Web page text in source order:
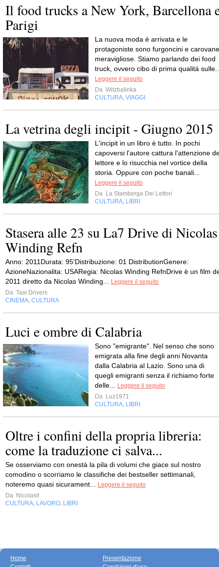
Il food trucks a New York, Barcellona
Parigi
La nuova moda è arrivata e le
protagoniste sono furgoncini e carovane
meravigliose. Stiamo parlando dei food
truck, ovvero cibo di prima qualitá
Leggere il seguito
Da Witzbalinka
CULTURA, VIAGGI
La vetrina degli incipit - Giugno 2015
L'incipit in un libro è tutto. In pochi
capoversi l'autore cattura l'attenzione
lettore e lo risucchia nel vortice della
storia. Oppure con poche banali...
Leggere il seguito
Da La Stamberga Dei Lettori
CULTURA, LIBRI
Stasera alle 23 su La7 Drive di Nicolas
Winding Refn
Anno: 2011Durata: 95'Distribuzione: 01 DistributionGenere:
AzioneNazionalita: USARegia: Nicolas Winding RefnDrive è un film
2011 diretto da Nicolas Winding... Leggere il seguito
Da Taxi Drivers
CINEMA, CULTURA
Luci e ombre di Calabria
Sono "emigrante". Nel senso che sono
emigrata alla fine degli anni Novanta
dalla Calabria al Lazio. Sono una di
quegli emigranti senza il richiamo forte
delle... Leggere il seguito
Da Luz1971
CULTURA, LIBRI
Oltre i confini della propria libreria:
come la traduzione ci salva...
Se osserviamo con onestà la pila di volumi che giace sul nostro
comodino o scorriamo le classifiche dei bestseller settimanali,
noteremo quasi sicurament... Leggere il seguito
Da Nicolasit
CULTURA, LAVORO, LIBRI
Home
Presentazione